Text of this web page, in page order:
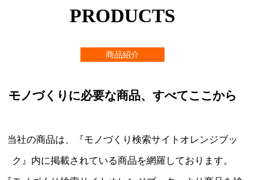
PRODUCTS
商品紹介
モノづくりに必要な商品、すべてここから
当社の商品は、『モノづくり検索サイトオレンジブッ
ク』内に掲載されている商品を網羅しております。